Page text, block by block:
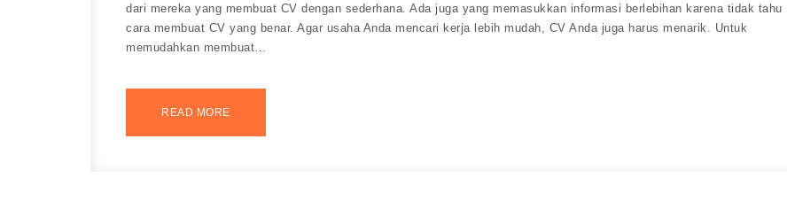
dari mereka yang membuat CV dengan sederhana. Ada juga yang memasukkan informasi berlebihan karena tidak tahu
cara membuat CV yang benar. Agar usaha Anda mencari kerja lebih mudah, CV Anda juga harus menarik. Untuk
memudahkan membuat…
READ MORE